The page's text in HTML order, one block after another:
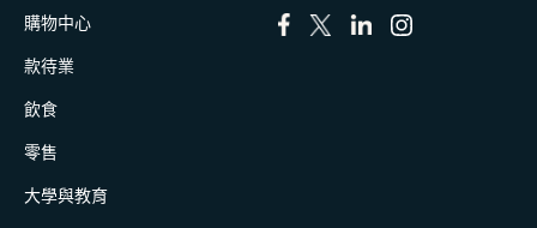
購物中心
款待業
飲食
零售
大學與教育